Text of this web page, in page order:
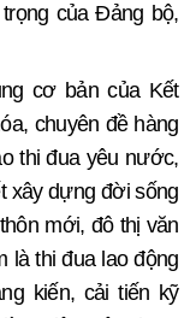
của Đảng bộ,
cơ bản của Kết
chuyên đề hàng
thi đua yêu nước,
xây dựng đời sống
mới, đô thị văn
là thi đua lao động
kiến, cải tiến kỹ